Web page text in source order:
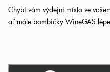
Chybí vám výdejní místo ve
ať máte bombičky WineGAS